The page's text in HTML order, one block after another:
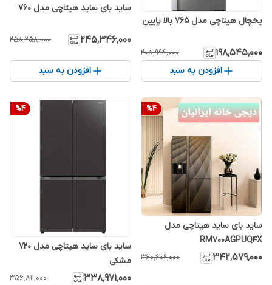
یخچال هیتاچی مدل 765 بالا پایین
۱۹۸٬۵۴۵٬۰۰۰ ۲۰۸٬۹۹۴٬۰۰۰
افزودن به سبد
ساید بای ساید هیتاچی مدل 760
۲۴۵٬۳۴۶٬۰۰۰ ۲۵۸٬۲۵۸٬۰۰۰
افزودن به سبد
%4
ساید بای ساید هیتاچی مدل
RM700AGPUQ4X
۳۴۲٬۵۷۹٬۰۰۰ ۳۶۰٬۶۰۹٬۰۰۰
%4
ساید بای ساید هیتاچی مدل 720
مشکی
۳۳۸٬۹۷۱٬۰۰۰ ۳۵۶٬۸۱۱٬۰۰۰